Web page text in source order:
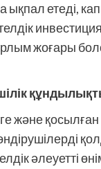
ықпал етеді,
жоғары
және
әлеуетті